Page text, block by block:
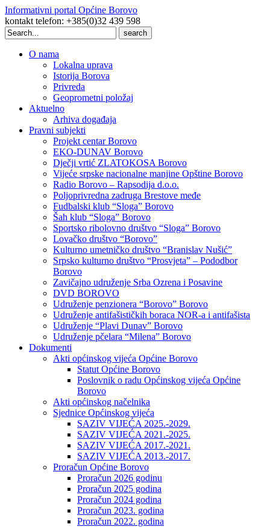
Informativni portal Općine Borovo
kontakt telefon: +385(0)32 439 598
Search
for:
O nama
Lokalna uprava
Istorija Borova
Privreda
Geoprometni položaj
Aktuelno
Arhiva događaja
Pravni subjekti
Projekt centar Borovo
EKO-DUNAV Borovo
Dječji vrtić ZLATOKOSA Borovo
Vijeće srpske nacionalne manjine Opštine Borovo
Radio Borovo – Rapsodija d.o.o.
Poljoprivredna zadruga Brestove međe
Fudbalski klub “Sloga” Borovo
Šah klub “Sloga” Borovo
Sportsko ribolovno društvo “Sloga” Borovo
Lovačko društvo “Borovo”
Kulturno umetničko društvo “Branislav Nušić”
Srpsko kulturno društvo “Prosvjeta” – Pododbor
Borovo
Zavičajno udruženje Srba Ozrena i Posavine
DVD BOROVO
Udruženje penzionera “Borovo” Borovo
Udruženje antifašističkih boraca NOR-a i antifašista
Udruženje “Plavi Dunav” Borovo
Udruženje pčelara “Milena” Borovo
Dokumenti
Akti općinskog vijeća Općine Borovo
Statut Općine Borovo
Poslovnik o radu Općinskog vijeća Općine
Borovo
Akti općinskog načelnika
Sjednice Općinskog vijeća
SAZIV VIJEĆA 2025.-2029.
SAZIV VIJEĆA 2021.-2025.
SAZIV VIJEĆA 2017.-2021.
SAZIV VIJEĆA 2013.-2017.
Proračun Općine Borovo
Proračun 2026 godinu
Proračun 2025 godina
Proračun 2024 godina
Proračun 2023. godina
Proračun 2022. godina